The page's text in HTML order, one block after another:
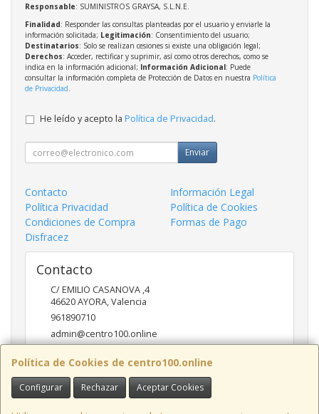
Política de Cookies de centro100.online
Configurar Rechazar Aceptar Cookies
Responsable: SUMINISTROS GRAYSA, S.L.N.E.
Finalidad: Responder las consultas planteadas por el usuario y enviarle la
información solicitada; Legitimación: Consentimiento del usuario;
Destinatarios: Solo se realizan cesiones si existe una obligación legal;
Derechos: Acceder, rectificar y suprimir, así como otros derechos, como se
indica en la información adicional; Información Adicional: Puede
consultar la información completa de Protección de Datos en nuestra Política
de Privacidad.
He leído y acepto la Política de Privacidad.
Enviar
Contacto
Información Legal
Política Privacidad
Política de Cookies
Condiciones de Compra
Formas de Pago
Disfracez
Contacto
C/ EMILIO CASANOVA ,4
46620AYORA,Valencia
961890710
admin@centro100.online
Horario
LUNES A VIERNES 9'30 - 14'00 / 17'00 - 20 '30 SABADOS 9'30